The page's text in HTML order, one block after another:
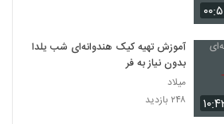
آموزش تهیه کیک هندوانه‌ای شب یلدا
بدون نیاز به فر
میلاد
۲۴۸ بازدید